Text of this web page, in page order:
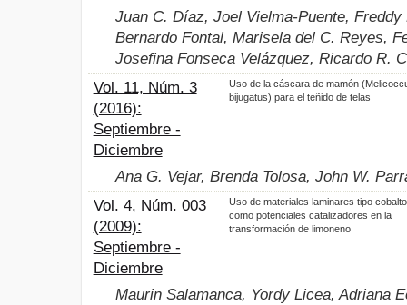
Juan C. Díaz, Joel Vielma-Puente,
Bernardo Fontal, Marisela del C. Reyes,
Josefina Fonseca Velázquez, Ricardo R.
Vol. 11, Núm. 3
(2016):
Septiembre -
Diciembre
Uso de la cáscara de mamón
bijugatus) para el teñido de telas
Ana G. Vejar, Brenda Tolosa, John W.
Vol. 4, Núm. 003
(2009):
Septiembre -
Diciembre
Uso de materiales laminares tipo
como potenciales catalizadores en la
transformación de limoneno
Maurin Salamanca, Yordy Licea, Adriana